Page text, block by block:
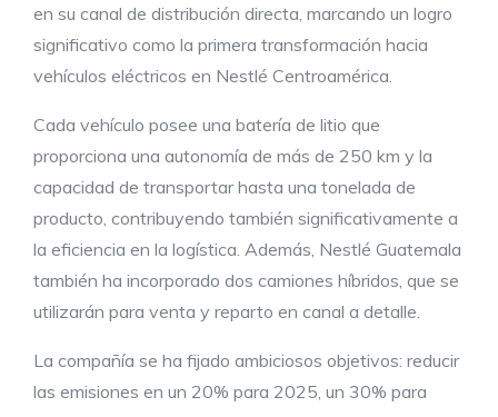
en su canal de distribución directa, marcando un logro
significativo como la primera transformación hacia
vehículos eléctricos en Nestlé Centroamérica.
Cada vehículo posee una batería de litio que
proporciona una autonomía de más de 250 km y la
capacidad de transportar hasta una tonelada de
producto, contribuyendo también significativamente a
la eficiencia en la logística. Además, Nestlé Guatemala
también ha incorporado dos camiones híbridos, que se
utilizarán para venta y reparto en canal a detalle.
La compañía se ha fijado ambiciosos objetivos: reducir
las emisiones en un 20% para 2025, un 30% para